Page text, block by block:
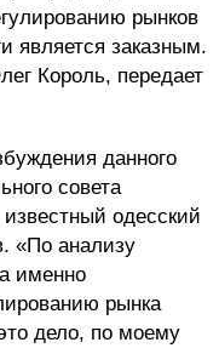
рынков
является заказным.
Король, передает
данного
совета
одесский
«По анализу
именно
рынка
дело, по моему